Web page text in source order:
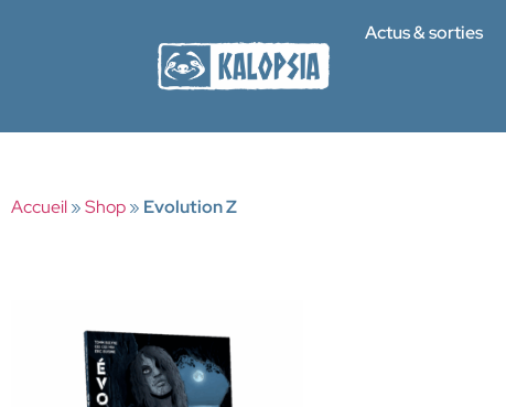
Actus & sorties
Accueil»Shop» Evolution Z